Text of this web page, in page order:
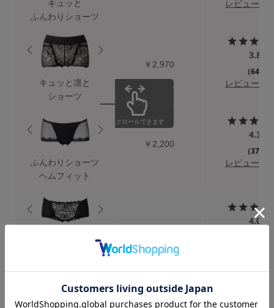
カテゴリを探す
全商品一覧
ブラジャー
ショーツ
その他セット
レッグケア
フェムケア
ブラパッド／ギフト
バストケアコスメ
術後用ブラ
キュッと
ふんわりショーツ
レビューを
キュッと凛と
ショーツ
￥2,970
3.8
（64）
レビューを
ふんわりショーツ
ヘムフィット
￥2,200
4.3
（37）
レビューを
4.0
スクロールできます